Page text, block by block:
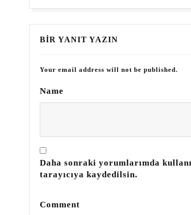
BIR YANIT YAZIN
Your email address will not be published.
Name
Daha sonraki yorumlarımda
tarayıcıya kaydedilsin.
Comment